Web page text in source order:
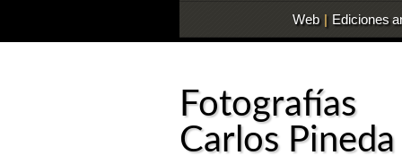
Web | Ediciones
Fotografías
Carlos Pineda